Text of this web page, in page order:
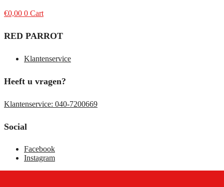
€0,00 0 Cart
RED PARROT
Klantenservice
Heeft u vragen?
Klantenservice: 040-7200669
Social
Facebook
Instagram